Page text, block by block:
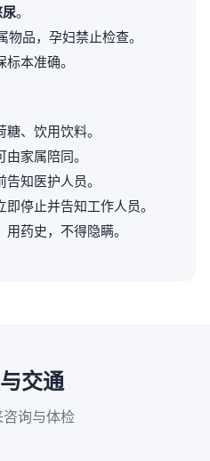
尿。
品，孕妇禁止检查。
标本准确。
、饮用饮料。
家属陪同。
知医护人员。
停止并告知工作人员。
药史，不得隐瞒。
交通
询与体检